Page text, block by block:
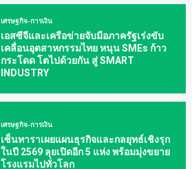
เศรษฐกิจ-การเงิน
เอสซีจีและเครือข่ายจับมือภาครัฐเร่งขับ
เคลื่อนอุตสาหกรรมไทย หนุน SMEs ก้าว
กระโดด โตไปด้วยกัน สู่ SMART
INDUSTRY
เศรษฐกิจ-การเงิน
เซ็นทาราเผยแผนธุรกิจและกลยุทธ์เชิงรุก
ในปี 2569 ลุยเปิดอีก 5 แห่ง พร้อมมุ่งขยาย
โรงแรมไปทั่วโลก